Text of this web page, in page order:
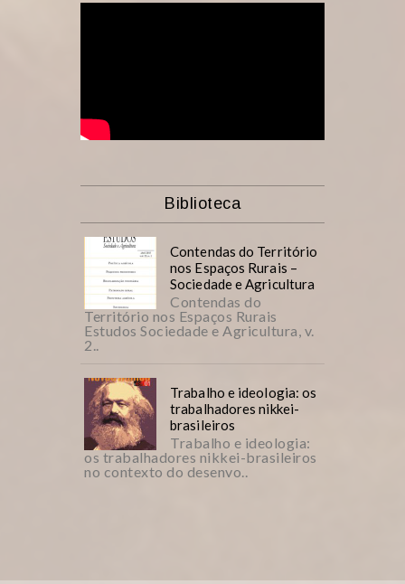
Biblioteca
Contendas do Território
nos Espaços Rurais –
Sociedade e Agricultura
Contendas do
Território nos Espaços Rurais
Estudos Sociedade e Agricultura, v.
2..
Trabalho e ideologia: os
trabalhadores nikkei-
brasileiros
Trabalho e ideologia:
os trabalhadores nikkei-brasileiros
no contexto do desenvo..